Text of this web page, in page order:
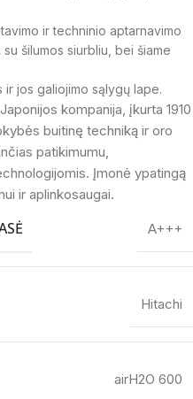
ir techninio aptarnavimo
šilumos siurbliu, bei šiame
ir jos galiojimo sąlygų lape.
kompanija, įkurta 1910
buitinę techniką ir oro
patikimumu,
Įmonė ypatingą
ir aplinkosaugai.
A+++
Hitachi
airH2O 600